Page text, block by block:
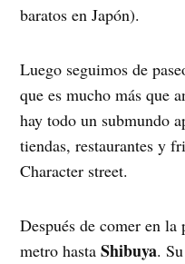
baratos en Japón).
Luego seguimos de
que es mucho más que
hay todo un submundo
tiendas, restaurantes y
Character street.
Después de comer en
metro hastaShibuya.